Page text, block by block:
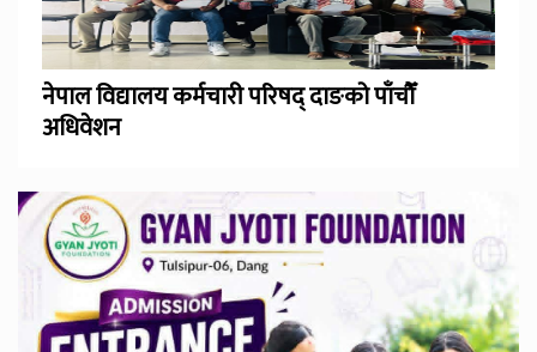
नेपाल विद्यालय कर्मचारी परिषद् दाङको पाँचौँ
अधिवेशन